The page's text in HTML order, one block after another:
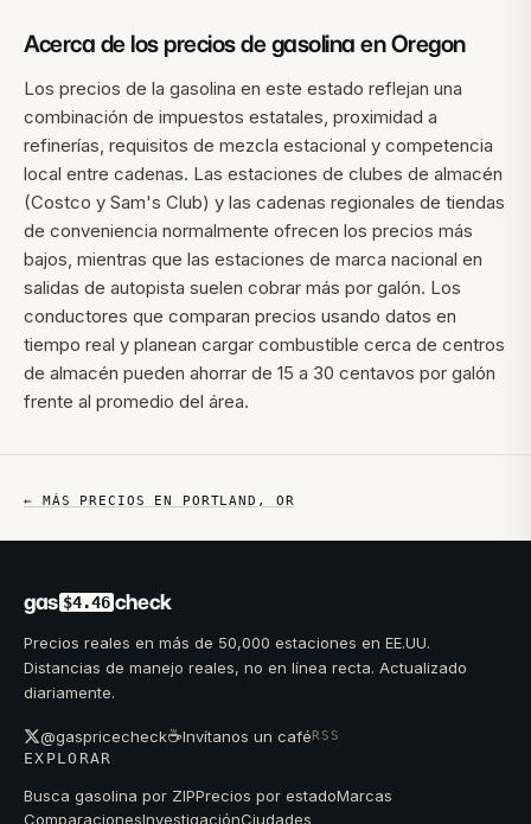
Acerca de los precios de gasolina en Oregon
Los precios de la gasolina en este estado reflejan una
combinación de impuestos estatales, proximidad a
refinerías, requisitos de mezcla estacional y competencia
local entre cadenas. Las estaciones de clubes de almacén
(Costco y Sam's Club) y las cadenas regionales de tiendas
de conveniencia normalmente ofrecen los precios más
bajos, mientras que las estaciones de marca nacional en
salidas de autopista suelen cobrar más por galón. Los
conductores que comparan precios usando datos en
tiempo real y planean cargar combustible cerca de centros
de almacén pueden ahorrar de 15 a 30 centavos por galón
frente al promedio del área.
← MÁS PRECIOS EN PORTLAND , OR
gas $4.46 check
Precios reales en más de 50,000 estaciones en EE.UU.
Distancias de manejo reales, no en línea recta. Actualizado
diariamente.
@gaspricecheck☕Invítanos un caféRSS
EXPLORAR
Busca gasolina por ZIPPrecios por estadoMarcas
ComparacionesInvestigaciónCiudades